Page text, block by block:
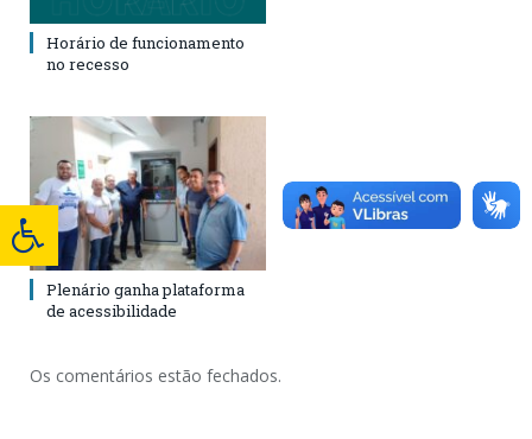
Horário de funcionamento
no recesso
Plenário ganha plataforma
de acessibilidade
Os comentários estão fechados.